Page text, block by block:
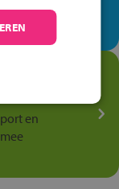
elke dag
en